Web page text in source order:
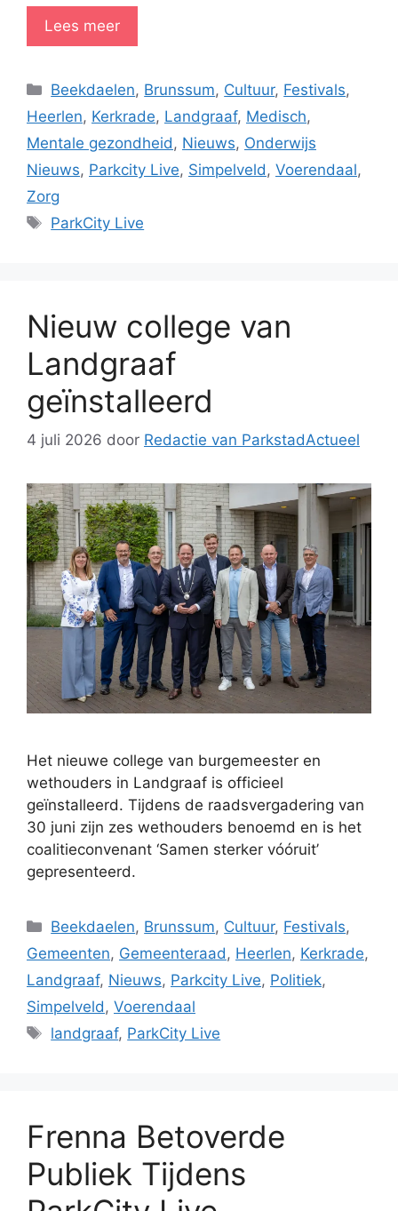
Lees meer
Categorieën
Beekdaelen, Brunssum, Cultuur, Festivals,
Heerlen, Kerkrade, Landgraaf, Medisch,
Mentale gezondheid , Nieuws, Onderwijs
Nieuws, Parkcity Live, Simpelveld , Voerendaal,
Zorg
Tags
ParkCity Live
Nieuw college van
Landgraaf
geïnstalleerd
4 juli 2026 door Redactie van ParkstadActueel
Het nieuwe college van burgemeester en
wethouders in Landgraaf is officieel
geïnstalleerd. Tijdens de raadsvergadering van
30 juni zijn zes wethouders benoemd en is het
coalitieconvenant ‘Samen sterker vóóruit’
gepresenteerd.
Categorieën
Beekdaelen, Brunssum, Cultuur, Festivals,
Gemeenten, Gemeenteraad , Heerlen, Kerkrade,
Landgraaf, Nieuws, Parkcity Live, Politiek,
Simpelveld , Voerendaal
Tags
landgraaf, ParkCity Live
Frenna Betoverde
Publiek Tijdens